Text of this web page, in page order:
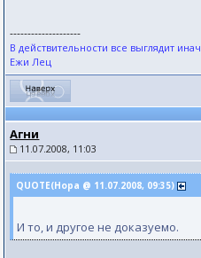
--------------------
В действительности все выглядит
Ежи Лец
Агни
11.07.2008, 11:03
QUOTE(Нора @ 11.07.2008, 09:35)
И то, и другое не доказуемо.